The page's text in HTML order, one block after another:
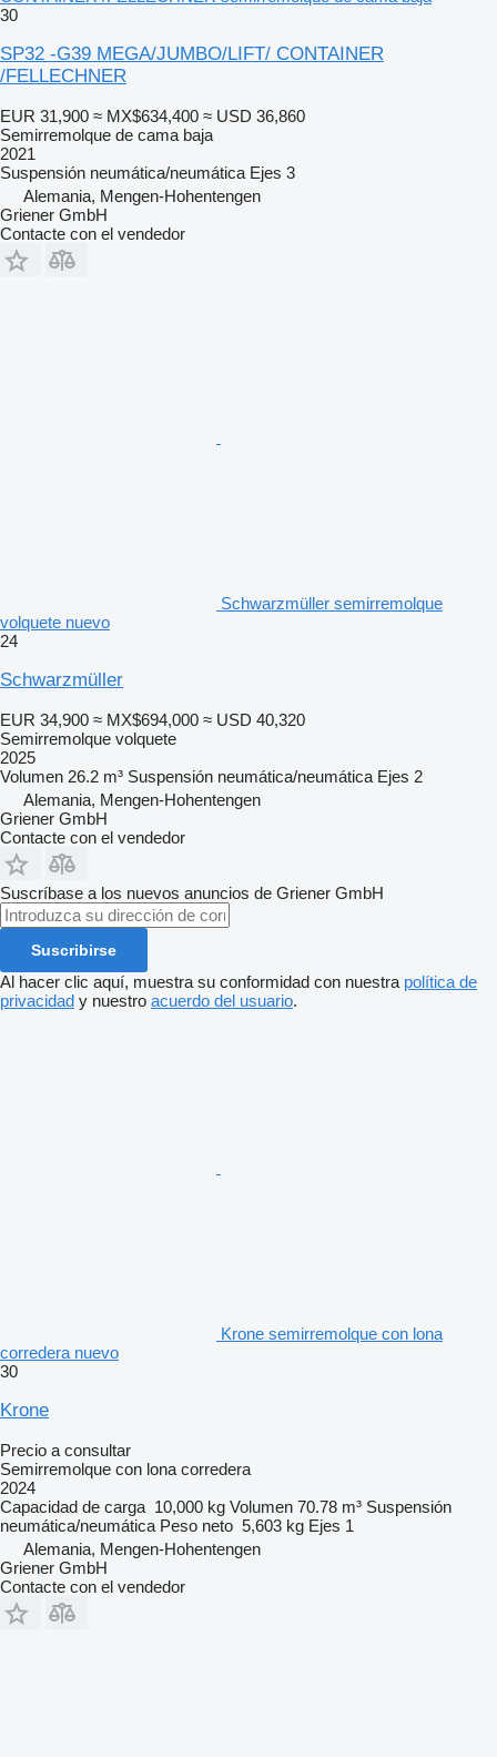
30
SP32 -G39 MEGA/JUMBO/LIFT/ CONTAINER
/FELLECHNER
EUR 31,900 ≈ MX$634,400 ≈ USD 36,860
Semirremolque de cama baja
2021
Suspensión neumática/neumática Ejes 3
Alemania, Mengen-Hohentengen
Griener GmbH
Contacte con el vendedor
Schwarzmüller semirremolque
volquete nuevo
24
Schwarzmüller
EUR 34,900 ≈ MX$694,000 ≈ USD 40,320
Semirremolque volquete
2025
Volumen 26.2 m³ Suspensión neumática/neumática Ejes 2
Alemania, Mengen-Hohentengen
Griener GmbH
Contacte con el vendedor
Suscríbase a los nuevos anuncios de Griener GmbH
Suscribirse
Al hacer clic aquí, muestra su conformidad con nuestra política de
privacidad y nuestro acuerdo del usuario.
Krone semirremolque con lona
corredera nuevo
30
Krone
Precio a consultar
Semirremolque con lona corredera
2024
Capacidad de carga 10,000 kg Volumen 70.78 m³ Suspensión
neumática/neumática Peso neto 5,603 kg Ejes 1
Alemania, Mengen-Hohentengen
Griener GmbH
Contacte con el vendedor